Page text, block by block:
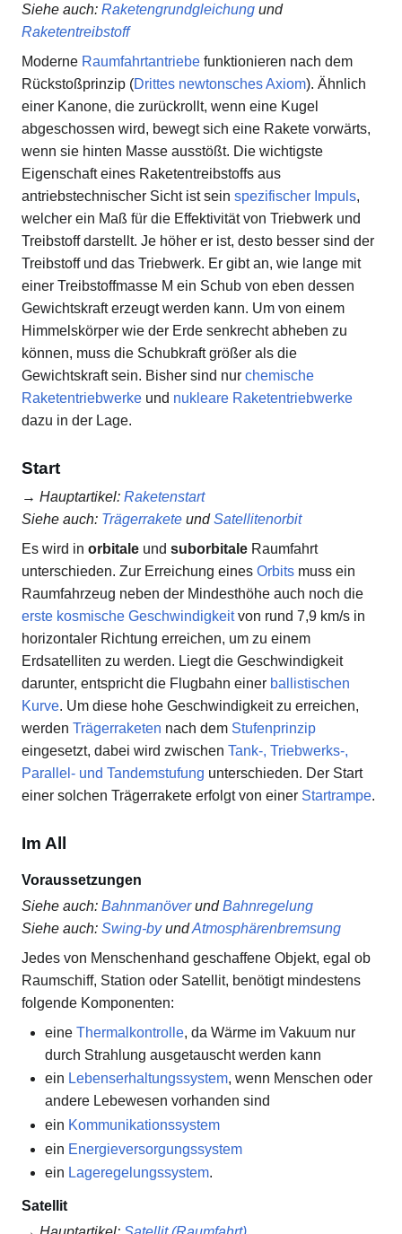
Siehe auch: Raketengrundgleichung und
Raketentreibstoff
Moderne Raumfahrtantriebe funktionieren nach dem
Rückstoßprinzip (Drittes newtonsches Axiom). Ähnlich
einer Kanone, die zurückrollt, wenn eine Kugel
abgeschossen wird, bewegt sich eine Rakete vorwärts,
wenn sie hinten Masse ausstößt. Die wichtigste
Eigenschaft eines Raketentreibstoffs aus
antriebstechnischer Sicht ist sein spezifischer Impuls,
welcher ein Maß für die Effektivität von Triebwerk und
Treibstoff darstellt. Je höher er ist, desto besser sind der
Treibstoff und das Triebwerk. Er gibt an, wie lange mit
einer Treibstoffmasse M ein Schub von eben dessen
Gewichtskraft erzeugt werden kann. Um von einem
Himmelskörper wie der Erde senkrecht abheben zu
können, muss die Schubkraft größer als die
Gewichtskraft sein. Bisher sind nur chemische
Raketentriebwerke und nukleare Raketentriebwerke
dazu in der Lage.
Start
→ Hauptartikel: Raketenstart
Siehe auch: Trägerrakete undSatellitenorbit
Es wird in orbitale und suborbitale Raumfahrt
unterschieden. Zur Erreichung eines Orbits muss ein
Raumfahrzeug neben der Mindesthöhe auch noch die
erste kosmische Geschwindigkeitvon rund 7,9 km/s in
horizontaler Richtung erreichen, um zu einem
Erdsatelliten zu werden. Liegt die Geschwindigkeit
darunter, entspricht die Flugbahn einer ballistischen
Kurve. Um diese hohe Geschwindigkeit zu erreichen,
werden Trägerraketen nach dem Stufenprinzip
eingesetzt, dabei wird zwischen Tank-, Triebwerks-,
Parallel- und Tandemstufung unterschieden. Der Start
einer solchen Trägerrakete erfolgt von einer Startrampe.
Im All
Voraussetzungen
Siehe auch: BahnmanöverundBahnregelung
Siehe auch: Swing-byundAtmosphärenbremsung
Jedes von Menschenhand geschaffene Objekt, egal ob
Raumschiff, Station oder Satellit, benötigt mindestens
folgende Komponenten:
eine Thermalkontrolle, da Wärme im Vakuum nur
durch Strahlung ausgetauscht werden kann
ein Lebenserhaltungssystem, wenn Menschen oder
andere Lebewesen vorhanden sind
ein Kommunikationssystem
ein Energieversorgungssystem
ein Lageregelungssystem.
Satellit